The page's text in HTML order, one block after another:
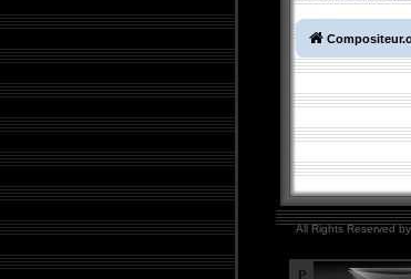
All Rights Reserved
P